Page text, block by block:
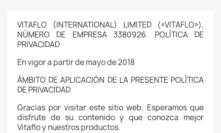
VITAFLO (INTERNATIONAL) LIMITED («VITAFLO»),
NÚMERO DE EMPRESA 3380926. POLÍTICA DE
PRIVACIDAD
En vigor a partir de mayo de 2018
ÁMBITO DE APLICACIÓN DE LA PRESENTE POLÍTICA
DE PRIVACIDAD
Gracias por visitar este sitio web. Esperamos que
disfrute de su contenido y que conozca mejor
Vitaflo y nuestros productos.